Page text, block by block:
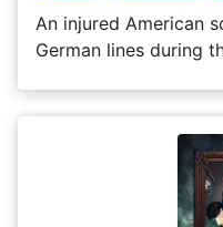
An injured American
German lines during